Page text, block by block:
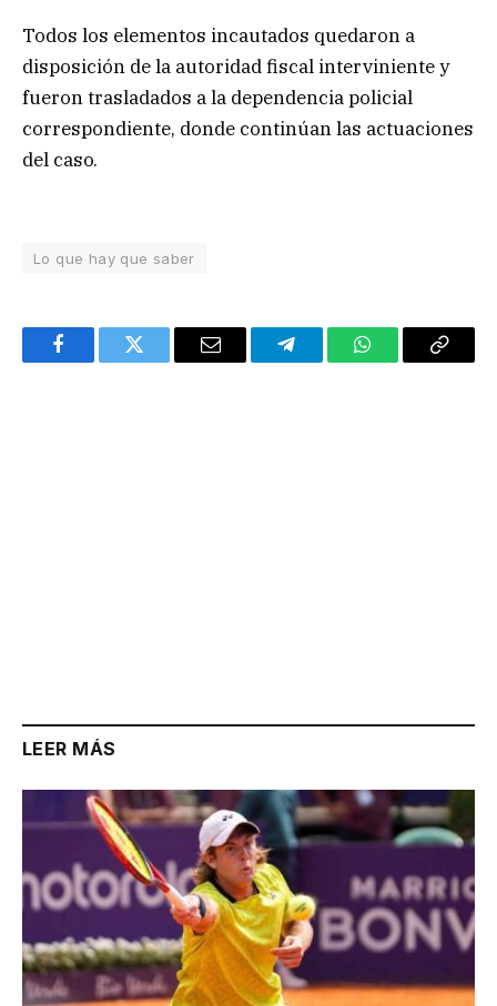
Todos los elementos incautados quedaron a
disposición de la autoridad fiscal interviniente y
fueron trasladados a la dependencia policial
correspondiente, donde continúan las actuaciones
del caso.
Lo que hay que saber
FacebookTwitter Email TelegramWhatsAppCopy
LEER MÁS